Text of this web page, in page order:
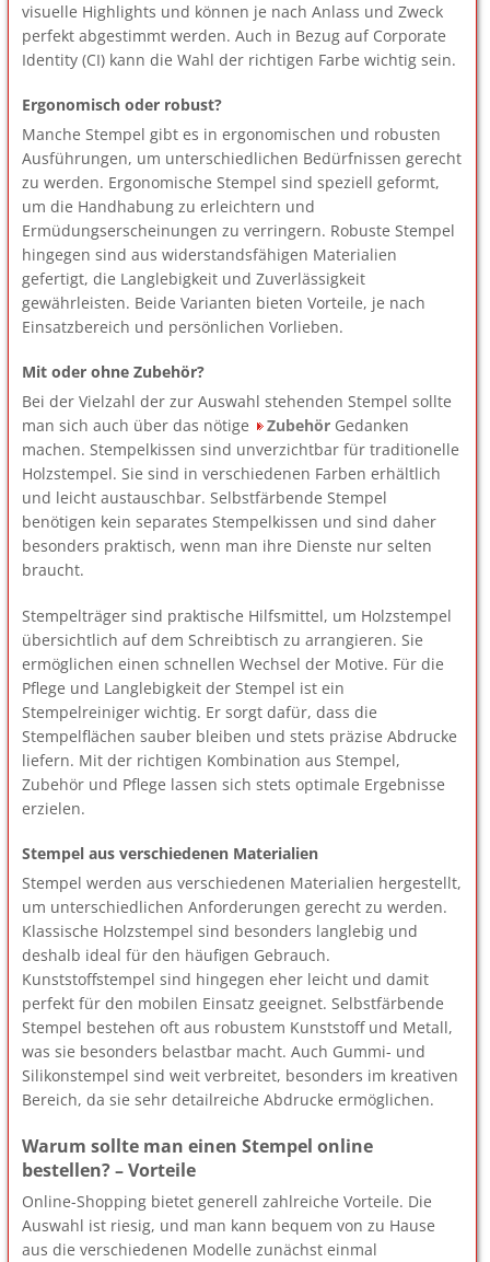
visuelle Highlights und können je nach Anlass und Zweck
perfekt abgestimmt werden. Auch in Bezug auf Corporate
Identity (CI) kann die Wahl der richtigen Farbe wichtig sein.
Ergonomisch oder robust?
Manche Stempel gibt es in ergonomischen und robusten
Ausführungen, um unterschiedlichen Bedürfnissen gerecht
zu werden. Ergonomische Stempel sind speziell geformt,
um die Handhabung zu erleichtern und
Ermüdungserscheinungen zu verringern. Robuste Stempel
hingegen sind aus widerstandsfähigen Materialien
gefertigt, die Langlebigkeit und Zuverlässigkeit
gewährleisten. Beide Varianten bieten Vorteile, je nach
Einsatzbereich und persönlichen Vorlieben.
Mit oder ohne Zubehör?
Bei der Vielzahl der zur Auswahl stehenden Stempel sollte
man sich auch über das nötige
Zubehör Gedanken
machen. Stempelkissen sind unverzichtbar für traditionelle
Holzstempel. Sie sind in verschiedenen Farben erhältlich
und leicht austauschbar. Selbstfärbende Stempel
benötigen kein separates Stempelkissen und sind daher
besonders praktisch, wenn man ihre Dienste nur selten
braucht.
Stempelträger sind praktische Hilfsmittel, um Holzstempel
übersichtlich auf dem Schreibtisch zu arrangieren. Sie
ermöglichen einen schnellen Wechsel der Motive. Für die
Pflege und Langlebigkeit der Stempel ist ein
Stempelreiniger wichtig. Er sorgt dafür, dass die
Stempelflächen sauber bleiben und stets präzise Abdrucke
liefern. Mit der richtigen Kombination aus Stempel,
Zubehör und Pflege lassen sich stets optimale Ergebnisse
erzielen.
Stempel aus verschiedenen Materialien
Stempel werden aus verschiedenen Materialien hergestellt,
um unterschiedlichen Anforderungen gerecht zu werden.
Klassische Holzstempel sind besonders langlebig und
deshalb ideal für den häufigen Gebrauch.
Kunststoffstempel sind hingegen eher leicht und damit
perfekt für den mobilen Einsatz geeignet. Selbstfärbende
Stempel bestehen oft aus robustem Kunststoff und Metall,
was sie besonders belastbar macht. Auch Gummi- und
Silikonstempel sind weit verbreitet, besonders im kreativen
Bereich, da sie sehr detailreiche Abdrucke ermöglichen.
Warum sollte man einen Stempel online
bestellen? – Vorteile
Online-Shopping bietet generell zahlreiche Vorteile. Die
Auswahl ist riesig, und man kann bequem von zu Hause
aus die verschiedenen Modelle zunächst einmal